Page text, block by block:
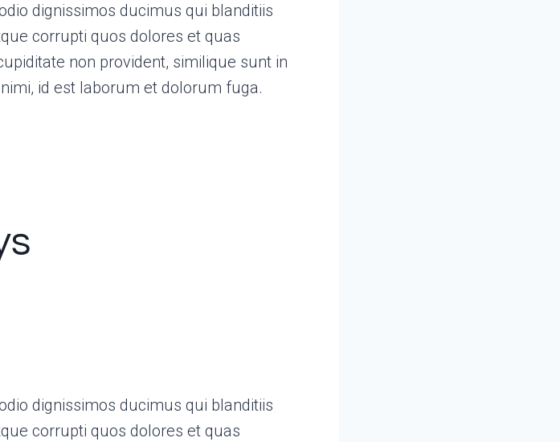
dignissimos ducimus qui blanditiis
corrupti quos dolores et quas
non provident, similique sunt in
id est laborum et dolorum fuga.
dignissimos ducimus qui blanditiis
corrupti quos dolores et quas